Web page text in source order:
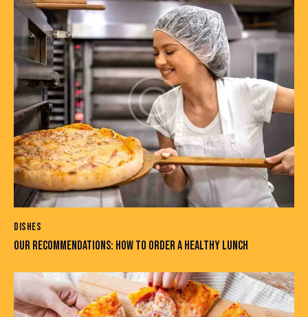
DISHES
OUR RECOMMENDATIONS: HOW TO ORDER A HEALTHY LUNCH